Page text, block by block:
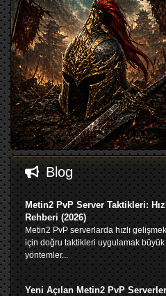
Blog
Metin2 PvP Server Taktikleri:
Rehberi (2026)
Metin2 PvP serverlarda hızlı
için doğru taktikleri uygulamak büyük
yöntemler...
Yeni Açılan Metin2 PvP